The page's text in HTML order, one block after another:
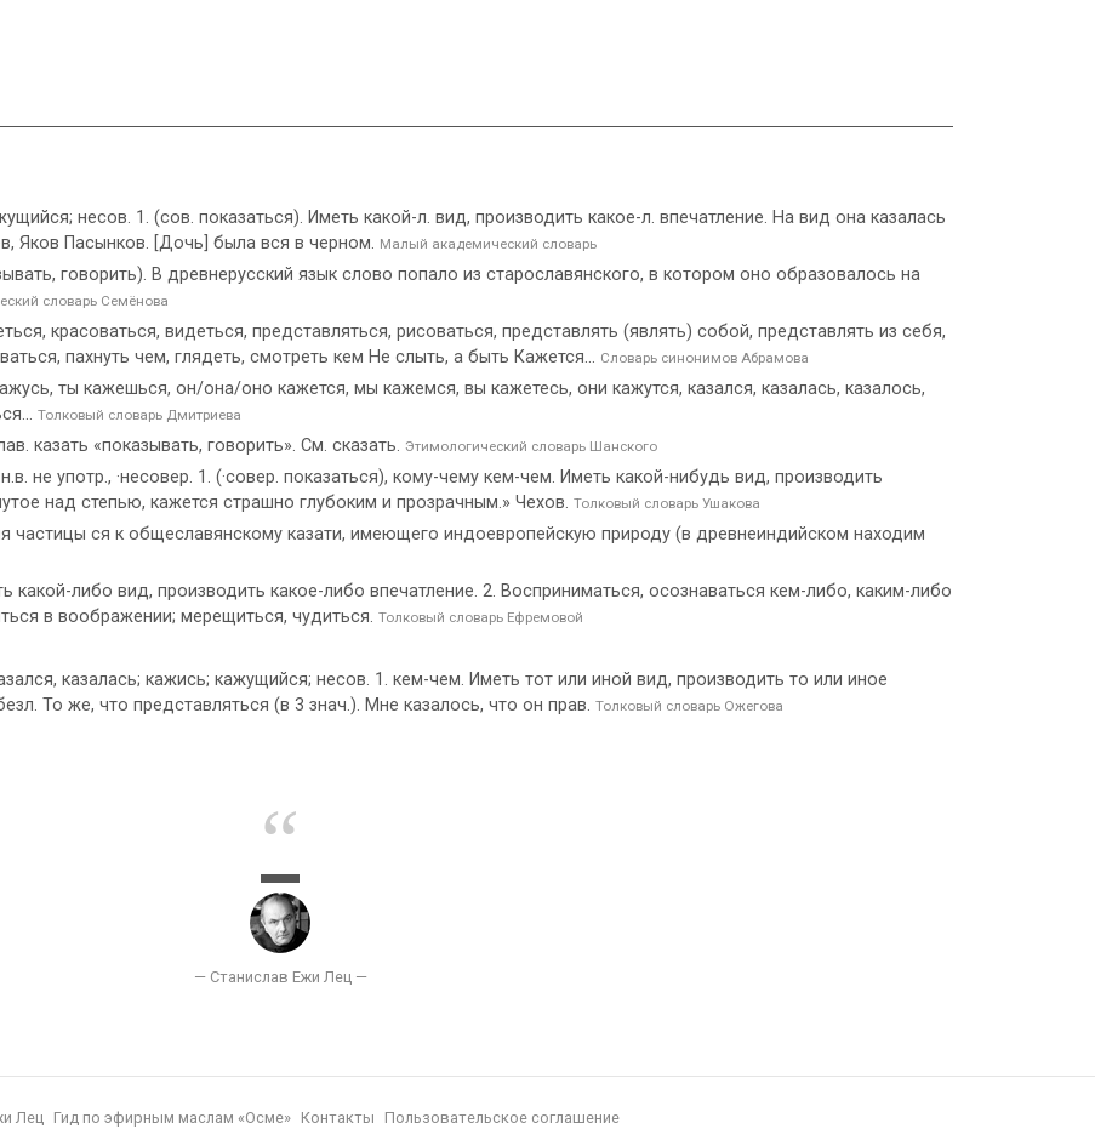
несов. 1. (сов. показаться). Иметь какой-л. вид, производить какое-л. впечатление. На вид она казалась
Яков Пасынков. [Дочь] была вся в черном. Малый академический словарь
говорить). В древнерусский язык слово попало из старославянского, в котором оно образовалось на
словарь Семёнова
красоваться, видеться, представляться, рисоваться, представлять (являть) собой, представлять из себя,
пахнуть чем, глядеть, смотреть кем Не слыть, а быть Кажется... Словарь синонимов Абрамова
ты кажешься, он/она/оно кажется, мы кажемся, вы кажетесь, они кажутся, казался, казалась, казалось,
Толковый словарь Дмитриева
казать «показывать, говорить». См. сказать. Этимологический словарь Шанского
не употр., ·несовер. 1. (·совер. показаться), кому-чему кем-чем. Иметь какой-нибудь вид, производить
над степью, кажется страшно глубоким и прозрачным.» Чехов. Толковый словарь Ушакова
частицы ся к общеславянскому казати, имеющего индоевропейскую природу (в древнеиндийском находим
какой-либо вид, производить какое-либо впечатление. 2. Восприниматься, осознаваться кем-либо, каким-либо
в воображении; мерещиться, чудиться. Толковый словарь Ефремовой
казалась; кажись; кажущийся; несов. 1. кем-чем. Иметь тот или иной вид, производить то или иное
То же, что представляться (в 3 знач.). Мне казалось, что он прав. Толковый словарь Ожегова
Лец Гид по эфирным маслам «Осме» Контакты Пользовательское соглашение